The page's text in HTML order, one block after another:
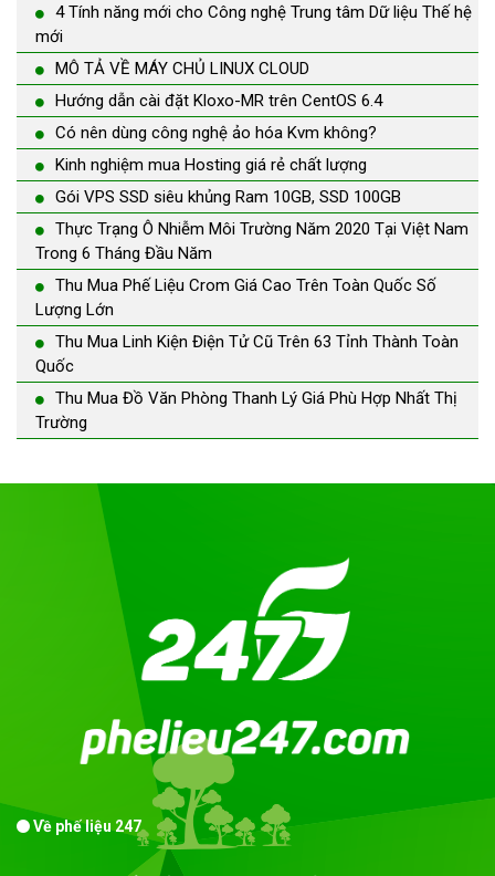
4 Tính năng mới cho Công nghệ Trung tâm Dữ liệu Thế hệ
mới
MÔ TẢ VỀ MÁY CHỦ LINUX CLOUD
Hướng dẫn cài đặt Kloxo-MR trên CentOS 6.4
Có nên dùng công nghệ ảo hóa Kvm không?
Kinh nghiệm mua Hosting giá rẻ chất lượng
Gói VPS SSD siêu khủng Ram 10GB, SSD 100GB
Thực Trạng Ô Nhiễm Môi Trường Năm 2020 Tại Việt Nam
Trong 6 Tháng Đầu Năm
Thu Mua Phế Liệu Crom Giá Cao Trên Toàn Quốc Số
Lượng Lớn
Thu Mua Linh Kiện Điện Tử Cũ Trên 63 Tỉnh Thành Toàn
Quốc
Thu Mua Đồ Văn Phòng Thanh Lý Giá Phù Hợp Nhất Thị
Trường
Về phế liệu 247